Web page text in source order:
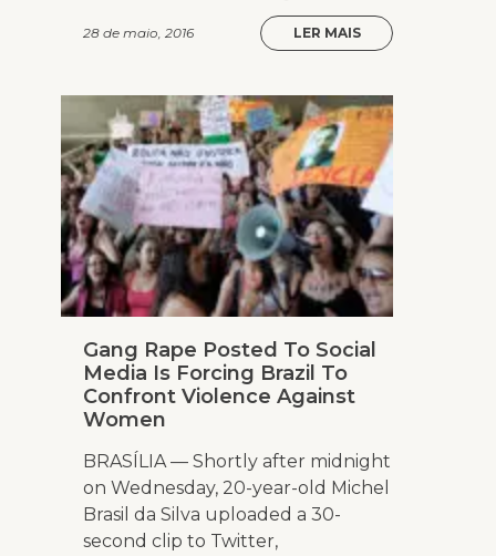
28 de maio, 2016 LER MAIS
Gang Rape Posted To Social
Media Is Forcing Brazil To
Confront Violence Against
Women
BRASÍLIA — Shortly after midnight
on Wednesday, 20-year-old Michel
Brasil da Silva uploaded a 30-
second clip to Twitter,